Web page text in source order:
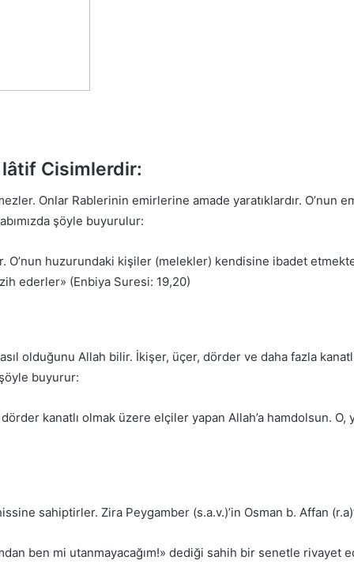
lâtif Cisimlerdir:
Onlar Rablerinin emirlerine amade yaratıklardır. O’nun
şöyle buyurulur:
O’nun huzurundaki kişiler (melekler) kendisine ibadet
ederler» (Enbiya Suresi: 19,20)
olduğunu Allah bilir. İkişer, üçer, dörder ve daha fazla
buyurur:
kanatlı olmak üzere elçiler yapan Allah’a hamdolsun. O,
sahiptirler. Zira Peygamber (s.a.v.)’in Osman b. Affan
ben mi utanmayacağım!» dediği sahih bir senetle rivayet